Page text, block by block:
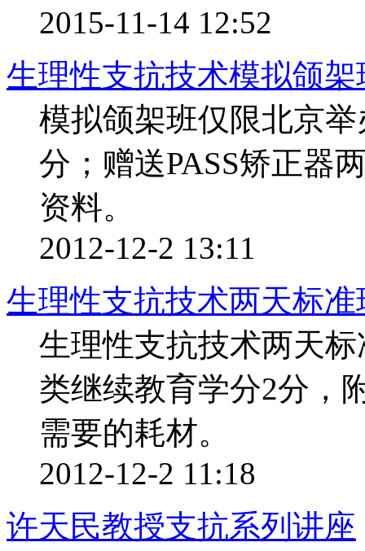
2015-11-14 12:52
生理性支抗技术模拟颌架
模拟颌架班仅限北京
分；赠送PASS矫正器
资料。
2012-12-2 13:11
生理性支抗技术两天标准
生理性支抗技术两天
类继续教育学分2分，
需要的耗材。
2012-12-2 11:18
许天民教授支抗系列讲座